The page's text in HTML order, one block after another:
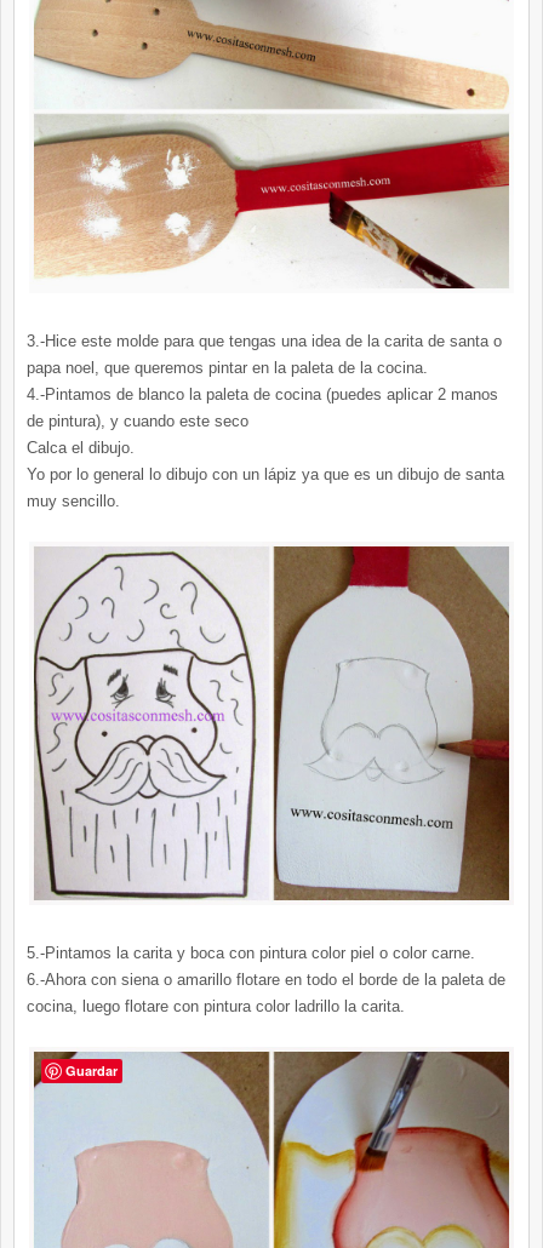
3.-Hice este molde para que tengas una idea de la carita de santa o
papa noel, que queremos pintar en la paleta de la cocina.
4.-Pintamos de blanco la paleta de cocina (puedes aplicar 2 manos
de pintura), y cuando este seco
Calca el dibujo.
Yo por lo general lo dibujo con un lápiz ya que es un dibujo de santa
muy sencillo.
5.-Pintamos la carita y boca con pintura color piel o color carne.
6.-Ahora con siena o amarillo flotare en todo el borde de la paleta de
cocina, luego flotare con pintura color ladrillo la carita.
Guardar